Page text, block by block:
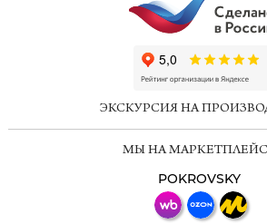
ЭКСКУРСИЯ НА
МЫ НА
POKROVSKY